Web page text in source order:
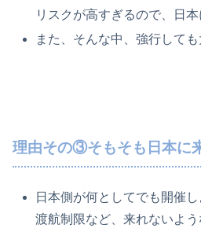
リスクが高すぎるので、日本
また、そんな中、強行しても
理由その③そもそも日本に
日本側が何としてでも開催
渡航制限など、来れないよ